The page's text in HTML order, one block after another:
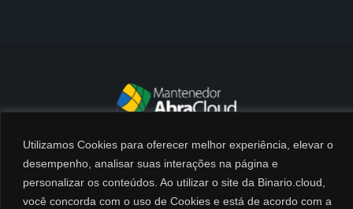
Utilizamos Cookies para oferecer melhor experiência, elevar o
desempenho, analisar suas interações na página e
personalizar os conteúdos. Ao utilizar o site da Binario.cloud,
você concorda com o uso de Cookies e está de acordo com a
@2026 BINARIO CLOUD Serviços de Computação e Informática LTDA. CNPJ: